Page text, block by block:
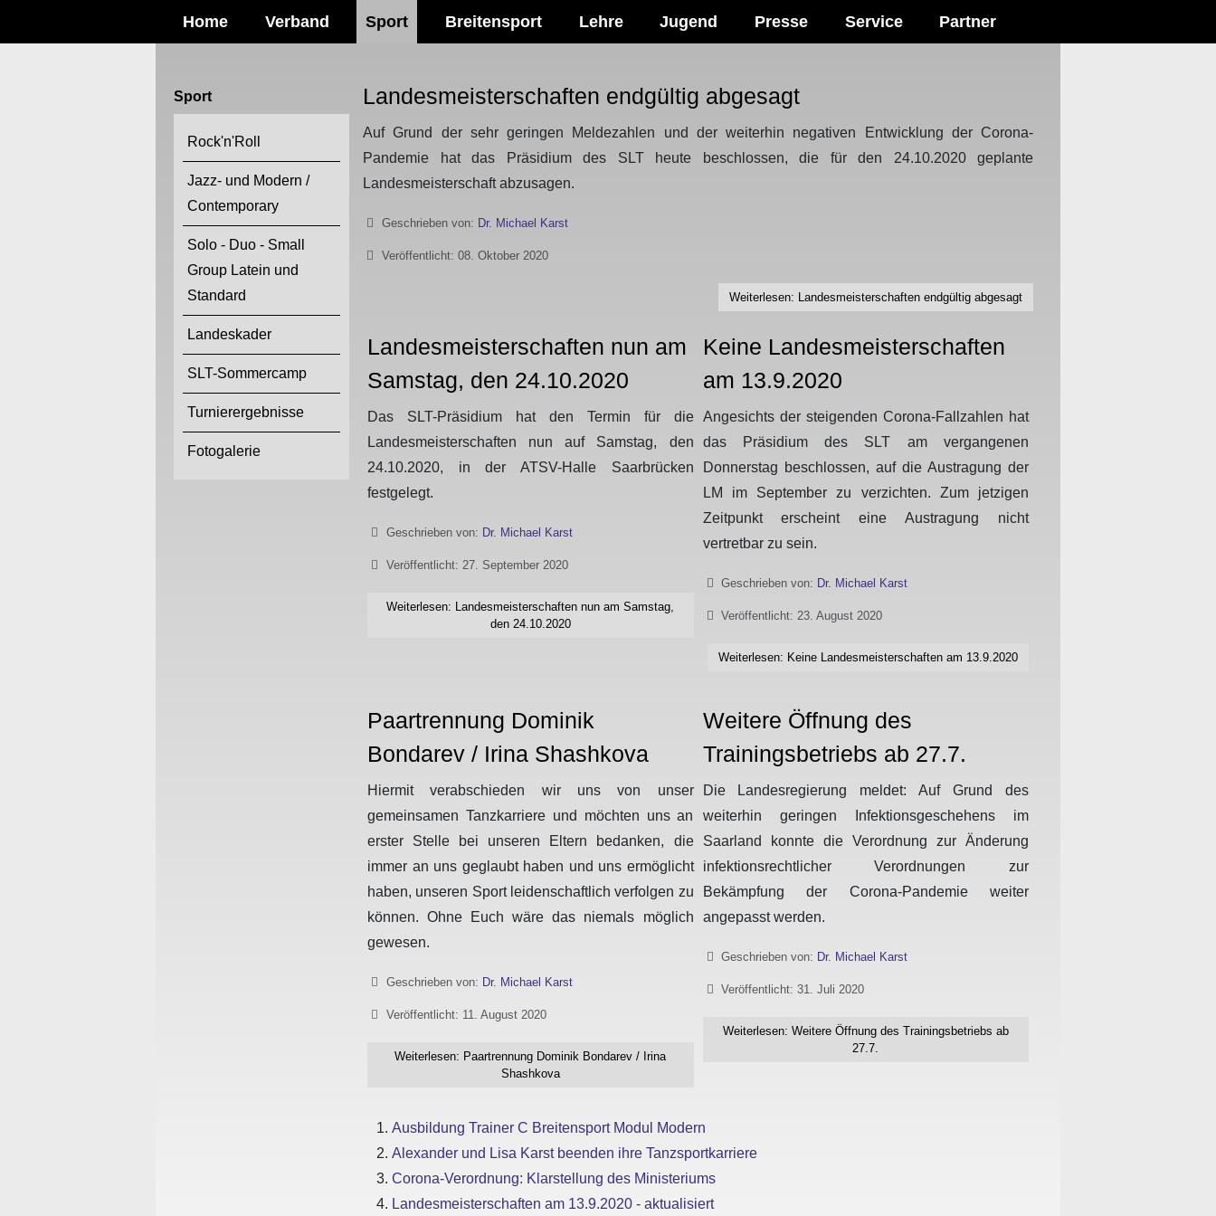
Home Verband Sport Breitensport Lehre Jugend Presse Service Partner
Sport
Rock'n'Roll
Jazz- und Modern /
Contemporary
Solo - Duo - Small
Group Latein und
Standard
Landeskader
SLT-Sommercamp
Turnierergebnisse
Fotogalerie
Landesmeisterschaften endgültig abgesagt
Auf Grund der sehr geringen Meldezahlen und der weiterhin negativen Entwicklung der Corona-
Pandemie hat das Präsidium des SLT heute beschlossen, die für den 24.10.2020 geplante
Landesmeisterschaft abzusagen.
DetailsGeschrieben von: Dr. Michael Karst
Veröffentlicht: 08. Oktober 2020
Weiterlesen: Landesmeisterschaften endgültig abgesagt
Landesmeisterschaften nun am
Samstag, den 24.10.2020
Das SLT-Präsidium hat den Termin für die
Landesmeisterschaften nun auf Samstag, den
24.10.2020, in der ATSV-Halle Saarbrücken
festgelegt.
DetailsGeschrieben von: Dr. Michael Karst
Veröffentlicht: 27. September 2020
Weiterlesen: Landesmeisterschaften nun am Samstag,
den 24.10.2020
Keine Landesmeisterschaften
am 13.9.2020
Angesichts der steigenden Corona-Fallzahlen hat
das Präsidium des SLT am vergangenen
Donnerstag beschlossen, auf die Austragung der
LM im September zu verzichten. Zum jetzigen
Zeitpunkt erscheint eine Austragung nicht
vertretbar zu sein.
Details
Geschrieben von: Dr. Michael Karst
Veröffentlicht: 23. August 2020
Weiterlesen: Keine Landesmeisterschaften am 13.9.2020
Paartrennung Dominik
Bondarev / Irina Shashkova
Hiermit verabschieden wir uns von unser
gemeinsamen Tanzkarriere und möchten uns an
erster Stelle bei unseren Eltern bedanken, die
immer an uns geglaubt haben und uns ermöglicht
haben, unseren Sport leidenschaftlich verfolgen zu
können. Ohne Euch wäre das niemals möglich
gewesen.
DetailsGeschrieben von: Dr. Michael Karst
Veröffentlicht: 11. August 2020
Weiterlesen: Paartrennung Dominik Bondarev / Irina
Shashkova
Weitere Öffnung des
Trainingsbetriebs ab 27.7.
Die Landesregierung meldet: Auf Grund des
weiterhin geringen Infektionsgeschehens im
Saarland konnte die Verordnung zur Änderung
infektionsrechtlicher Verordnungen zur
Bekämpfung der Corona-Pandemie weiter
angepasst werden.
Details
Geschrieben von: Dr. Michael Karst
Veröffentlicht: 31. Juli 2020
Weiterlesen: Weitere Öffnung des Trainingsbetriebs ab
27.7.
Ausbildung Trainer C Breitensport Modul Modern
Alexander und Lisa Karst beenden ihre Tanzsportkarriere
Corona-Verordnung: Klarstellung des Ministeriums
Landesmeisterschaften am 13.9.2020 - aktualisiert